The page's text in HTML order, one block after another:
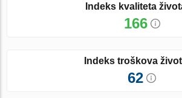
Indeks kvaliteta
166
Indeks troškova
62